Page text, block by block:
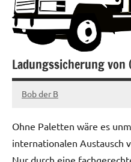
Ladungssicherung von
September
2022
Bob der B
Ohne Paletten wäre es
internationalen Austausch